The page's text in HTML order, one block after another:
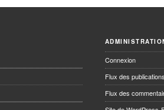
Connexion
Flux des publications
Flux des